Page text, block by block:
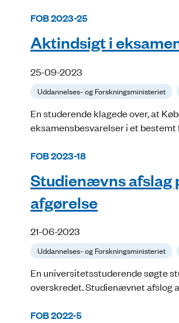
FOB 2023-25
Aktindsigt i
25-09-2023
Uddannelses- og Forskningsministeriet
En studerende klagede over, at
eksamensbesvarelser i et bestemt
FOB 2023-18
Studienævns afslag
afgørelse
21-06-2023
Uddannelses- og Forskningsministeriet
En universitetsstuderende søgte
overskredet. Studienævnet afslog
FOB 2022-5